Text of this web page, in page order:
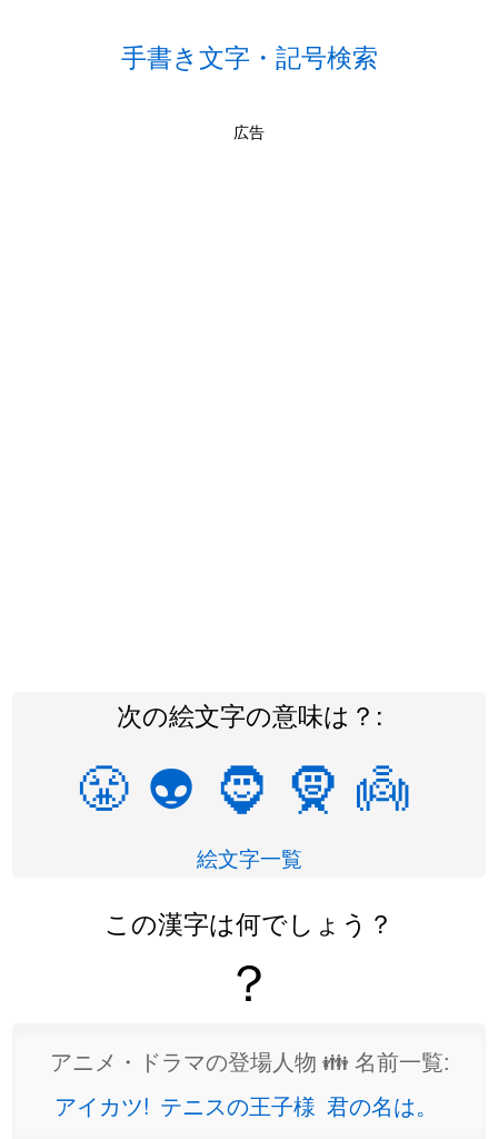
手書き文字・記号検索
広告
次の絵文字の意味は？:
😤 👽 🧔 🧕 👼
絵文字一覧
この漢字は何でしょう？
？
アニメ・ドラマの登場人物 👪 名前一覧:
アイカツ! テニスの王子様 君の名は。